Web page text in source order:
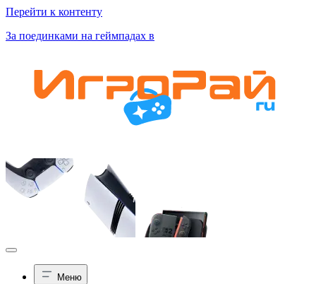
Перейти к контенту
За поединками на геймпадах в
Меню